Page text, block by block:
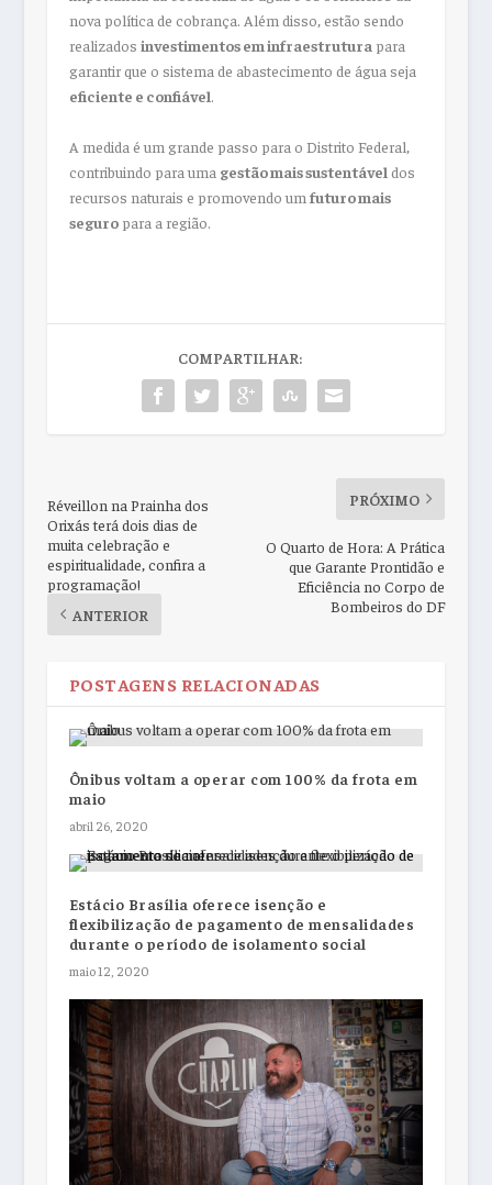
nova política de cobrança. Além disso, estão sendo
realizados investimentos em infraestrutura para
garantir que o sistema de abastecimento de água seja
eficiente e confiável.
A medida é um grande passo para o Distrito Federal,
contribuindo para uma gestão mais sustentável dos
recursos naturais e promovendo um futuro mais
seguropara a região.
COMPARTILHAR:
Réveillon na Prainha dos
Orixás terá dois dias de
muita celebração e
espiritualidade, confira a
programação!
ANTERIOR
PRÓXIMO
O Quarto de Hora: A Prática
que Garante Prontidão e
Eficiência no Corpo de
Bombeiros do DF
POSTAGENS RELACIONADAS
Ônibus voltam a operar com 100% da frota em
maio
abril 26, 2020
Estácio Brasília oferece isenção e
flexibilização de pagamento de mensalidades
durante o período de isolamento social
maio 12, 2020